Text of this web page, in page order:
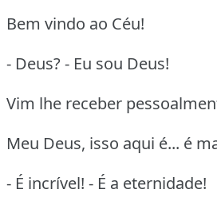
Bem vindo ao Céu!
- Deus? - Eu sou Deus!
Vim lhe receber
Meu Deus, isso aqui é... é
- É incrível! - É a eternidade!